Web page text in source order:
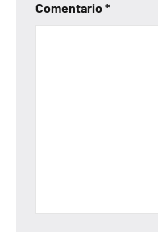
Comentario*